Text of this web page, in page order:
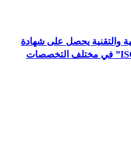
والتقنية يحصل على شهادة
الاعتماد الدولي “ISO/CEI 17025” في مختلف التخصصات